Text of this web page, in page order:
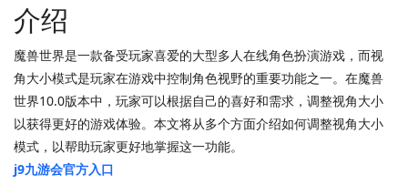
介绍
魔兽世界是一款备受玩家喜爱的大型多人在线角色扮演游戏，而视
角大小模式是玩家在游戏中控制角色视野的重要功能之一。在魔兽
世界10.0版本中，玩家可以根据自己的喜好和需求，调整视角大小
以获得更好的游戏体验。本文将从多个方面介绍如何调整视角大小
模式，以帮助玩家更好地掌握这一功能。
j9九游会官方入口